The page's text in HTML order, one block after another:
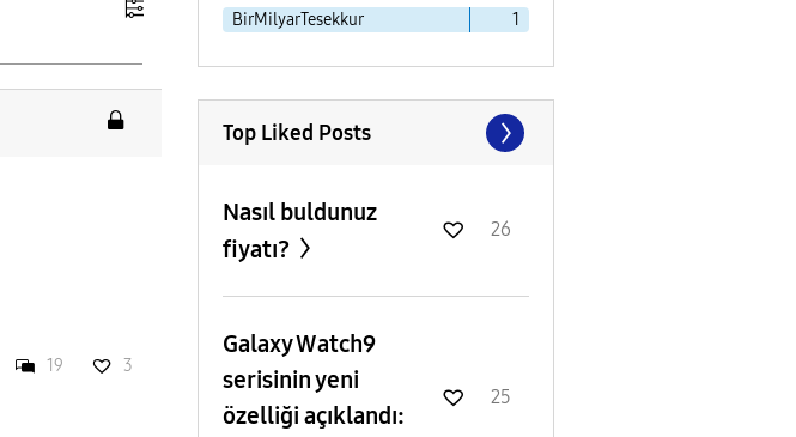
19 3
BirMilyarTesekkur 1
Top Liked Posts
Nasıl buldunuz
fiyatı?
26
Galaxy Watch9
serisinin yeni
özelliği açıklandı:
25